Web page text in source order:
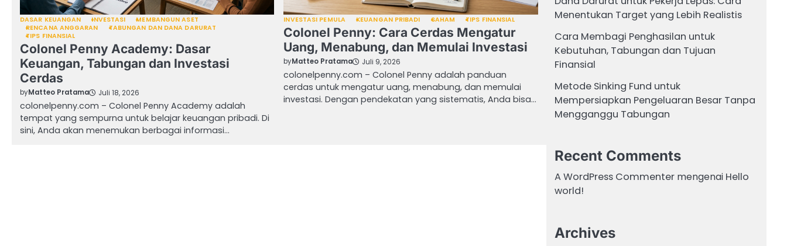
DASAR KEUANGAN INVESTASI
MEMBANGUN ASET
RENCANA ANGGARAN
TABUNGAN DAN DANA DARURAT
TIPS FINANSIAL
Colonel Penny Academy: Dasar
Keuangan, Tabungan dan Investasi
Cerdas
byMatteo Pratama Juli 18, 2026
colonelpenny.com – Colonel Penny Academy adalah
tempat yang sempurna untuk belajar keuangan pribadi. Di
sini, Anda akan menemukan berbagai informasi…
INVESTASI PEMULA KEUANGAN PRIBADI SAHAM TIPS FINANSIAL
Colonel Penny: Cara Cerdas Mengatur
Uang, Menabung, dan Memulai Investasi
byMatteo Pratama Juli 9, 2026
colonelpenny.com – Colonel Penny adalah panduan
cerdas untuk mengatur uang, menabung, dan memulai
investasi. Dengan pendekatan yang sistematis, Anda bisa…
Menentukan Target yang Lebih Realistis
Cara Membagi Penghasilan untuk
Kebutuhan, Tabungan dan Tujuan
Finansial
Metode Sinking Fund untuk
Mempersiapkan Pengeluaran Besar Tanpa
Mengganggu Tabungan
Recent Comments
A WordPress Commentermengenai Hello
world!
Archives